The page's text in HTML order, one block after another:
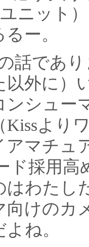
ユニット
ー。
話であ
以外に）
ンシュー
Kissより
アマチュ
ド採用
はわたし
向けのカ
ね。